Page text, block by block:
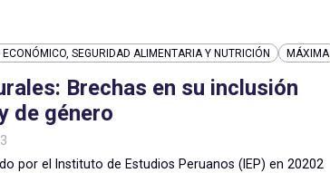
SEGURIDAD ALIMENTARIA Y NUTRICIÓN MÁXIMA
Brechas en su inclusión
de género
por el Instituto de Estudios Peruanos (IEP) en 20202